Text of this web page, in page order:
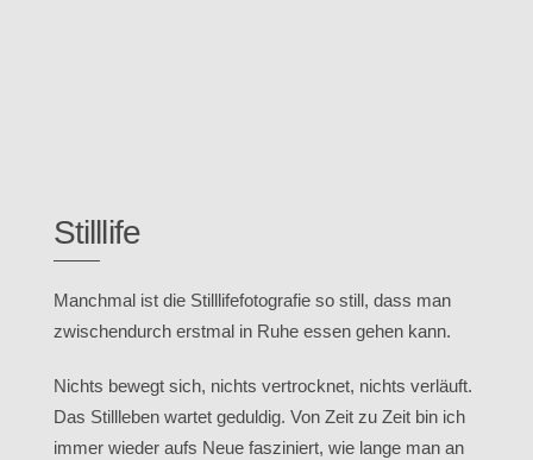
Stilllife
Manchmal ist die Stilllifefotografie so still, dass man
zwischendurch erstmal in Ruhe essen gehen kann.
Nichts bewegt sich, nichts vertrocknet, nichts verläuft.
Das Stillleben wartet geduldig. Von Zeit zu Zeit bin ich
immer wieder aufs Neue fasziniert, wie lange man an